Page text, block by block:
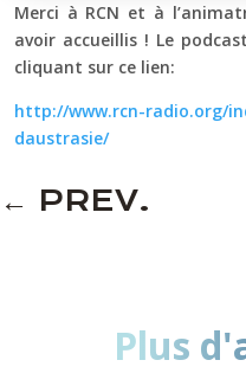
Merci à RCN et à
avoir accueillis ! Le
cliquant sur ce lien:
http://www.rcn-radio.org/
daustrasie/
← PREV.
Plus